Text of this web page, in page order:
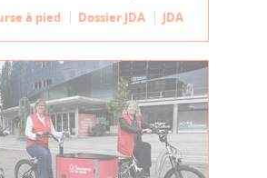
à pied Dossier JDA JDA